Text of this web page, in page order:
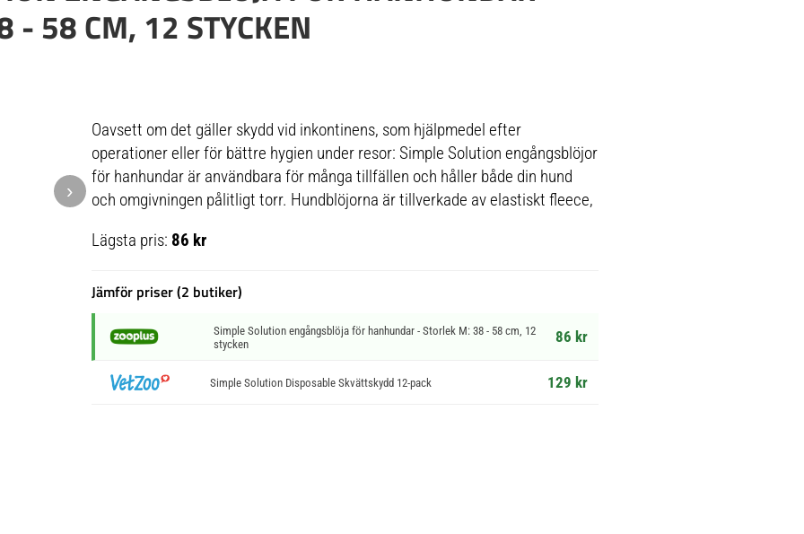
- 58 CM, 12 STYCKEN
›
Oavsett om det gäller skydd vid inkontinens, som hjälpmedel efter
operationer eller för bättre hygien under resor: Simple Solution engångsblöjor
för hanhundar är användbara för många tillfällen och håller både din hund
och omgivningen pålitligt torr. Hundblöjorna är tillverkade av elastiskt fleece,
Lägsta pris: 86 kr
Jämför priser (2 butiker)
Simple Solution engångsblöja för hanhundar - Storlek M: 38 - 58 cm, 12
stycken
86 kr
Simple Solution Disposable Skvättskydd 12-pack 129 kr